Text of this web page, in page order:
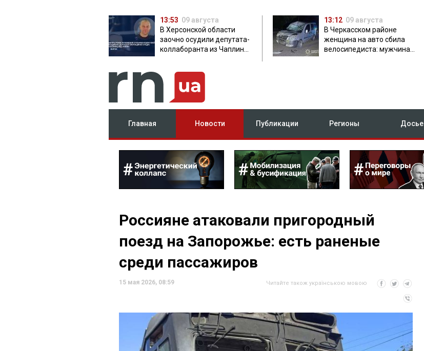
13:53 09 августа
В Херсонской области
заочно осудили депутата-
коллаборанта из Чаплинки
13:12 09 августа
В Черкасском районе
женщина на авто сбила
велосипедиста: мужчина
Главная Новости Публикации Регионы Досье
Россияне атаковали пригородный
поезд на Запорожье: есть раненые
среди пассажиров
15 мая 2026, 08:59 Читайте також українською мовою